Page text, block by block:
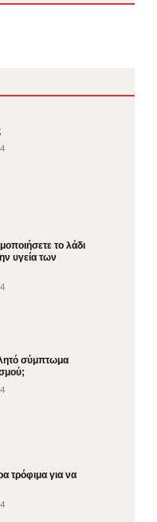
το λάδι
υγεία των
σύμπτωμα
τρόφιμα για να